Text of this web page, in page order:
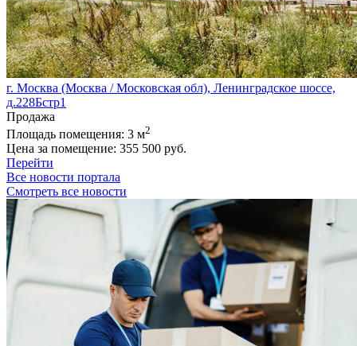
г. Москва (Москва / Московская обл), Ленинградское шоссе,
д.228Бстр1
Продажа
Площадь помещения: 3 м2
Цена за помещение: 355 500 руб.
Перейти
Все новости портала
Смотреть все новости